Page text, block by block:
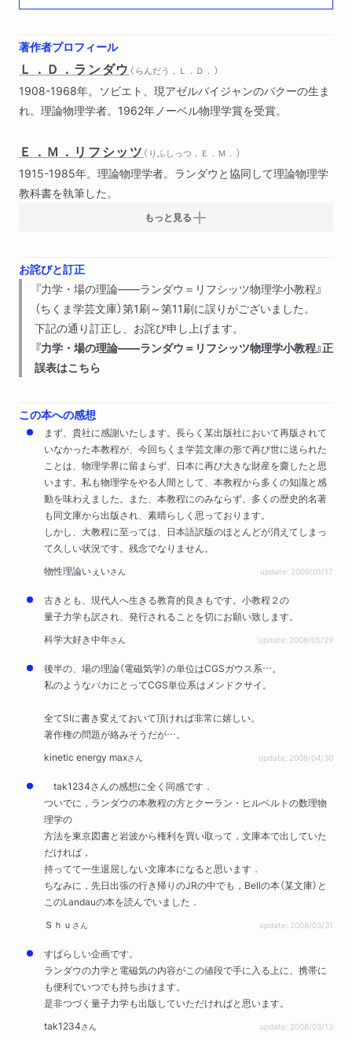
場の方程式
電磁波
電磁波の放射）
著作者プロフィール
Ｌ．Ｄ．ランダウ （ らんだう，Ｌ．Ｄ． ）
1908-1968年。ソビエト、現アゼルバイジャンのバクーの生ま
れ。理論物理学者。1962年ノーベル物理学賞を受賞。
Ｅ．Ｍ．リフシッツ （ りふしっつ，Ｅ．Ｍ． ）
1915-1985年。理論物理学者。ランダウと協同して理論物理学
教科書を執筆した。
もっと見る
お詫びと訂正
『力学・場の理論――ランダウ＝リフシッツ物理学小教程』
（ちくま学芸文庫）第1刷～第11刷に誤りがございました。
下記の通り訂正し、お詫び申し上げます。
『力学・場の理論――ランダウ＝リフシッツ物理学小教程』正
誤表はこちら
この本への感想
まず、貴社に感謝いたします。長らく某出版社において再版されて
いなかった本教程が、今回ちくま学芸文庫の形で再び世に送られた
ことは、物理学界に留まらず、日本に再び大きな財産を齎したと思
います。私も物理学をやる人間として、本教程から多くの知識と感
動を味わえました。また、本教程にのみならず、多くの歴史的名著
も同文庫から出版され、素晴らしく思っております。
しかし、大教程に至っては、日本語訳版のほとんどが消えてしまっ
て久しい状況です。残念でなりません。
物性理論いぇいさん update: 2009/01/17
古きとも、現代人へ生きる教育的良きもです。小教程２の
量子力学も訳され、発行されることを切にお願い致します。
科学大好き中年さん update: 2008/05/29
後半の、場の理論（電磁気学）の単位はCGSガウス系…。
私のようなバカにとってCGS単位系はメンドクサイ。
全てSIに書き変えておいて頂ければ非常に嬉しい。
著作権の問題が絡みそうだが…。
kinetic energy maxさん update: 2008/04/30
tak1234さんの感想に全く同感です．
ついでに，ランダウの本教程の方とクーラン・ヒルベルトの数理物
理学の
方法を東京図書と岩波から権利を買い取って，文庫本で出していた
だければ，
持ってて一生退屈しない文庫本になると思います．
ちなみに，先日出張の行き帰りのJRの中でも，Bellの本（某文庫）と
このLandauの本を読んでいました．
Ｓｈｕ さん update: 2008/03/31
すばらしい企画です。
ランダウの力学と電磁気の内容がこの値段で手に入る上に、携帯に
も便利でいつでも持ち歩けます。
是非つづく量子力学も出版していただければと思います。
tak1234さん update: 2008/03/13